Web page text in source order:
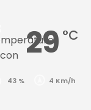
29 °C
43 % 4 Km/h